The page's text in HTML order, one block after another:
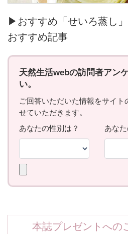
▶おすすめ「せいろ蒸し
おすすめ記事
本誌プレゼントへの